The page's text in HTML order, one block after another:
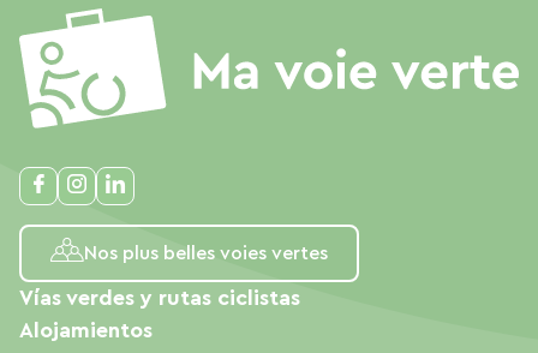
Nos plus belles voies vertes
Vías verdes y rutas ciclistas
Alojamientos